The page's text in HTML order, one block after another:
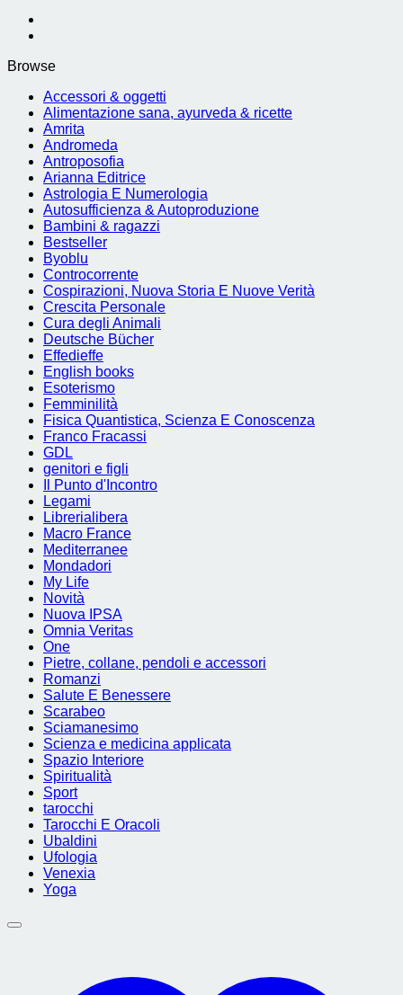
Browse
Accessori & oggetti
Alimentazione sana, ayurveda & ricette
Amrita
Andromeda
Antroposofia
Arianna Editrice
Astrologia E Numerologia
Autosufficienza & Autoproduzione
Bambini & ragazzi
Bestseller
Byoblu
Controcorrente
Cospirazioni, Nuova Storia E Nuove Verità
Crescita Personale
Cura degli Animali
Deutsche Bücher
Effedieffe
English books
Esoterismo
Femminilità
Fisica Quantistica, Scienza E Conoscenza
Franco Fracassi
GDL
genitori e figli
Il Punto d'Incontro
Legami
Librerialibera
Macro France
Mediterranee
Mondadori
My Life
Novità
Nuova IPSA
Omnia Veritas
One
Pietre, collane, pendoli e accessori
Romanzi
Salute E Benessere
Scarabeo
Sciamanesimo
Scienza e medicina applicata
Spazio Interiore
Spiritualità
Sport
tarocchi
Tarocchi E Oracoli
Ubaldini
Ufologia
Venexia
Yoga